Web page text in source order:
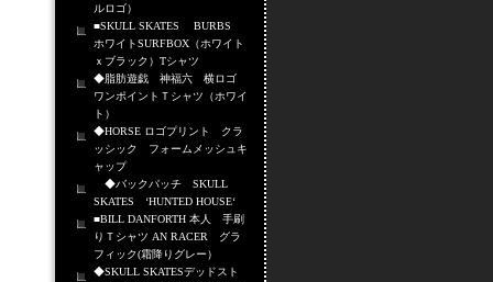
ルロゴ）
■SKULL SKATES BURBS
ホワイトSURFBOX（ホワイト
ｘブラック）Tシャツ
◆脂肪遊戯 神福六 横ロゴ
ワンポイントＴシャツ（ホワイ
ト）
◆HORSE ロゴプリント クラ
ッシック フォームメッシュキ
ャップ
◆バックパッチ SKULL
SKATES ‘HUNTED HOUSE‘
■BILL DANFORTH 本人 手刷
りＴシャツ AN RACER グラ
フィック(霜降りグレー）
◆SKULL SKATESデッドスト